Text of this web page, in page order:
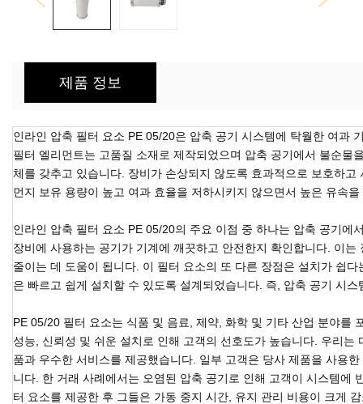
제품 정보
인라인 압축 필터 요소 PE 05/20은 압축 공기 시스템에 탁월한 여과
필터 엘리먼트는 고품질 소재로 제작되었으며 압축 공기에서 불순물
체를 갖추고 있습니다. 장비가 손상되지 않도록 효과적으로 보호하
먼지 보유 용량이 높고 여과 효율을 저하시키지 않으면서 높은 유속
인라인 압축 필터 요소 PE 05/20의 주요 이점 중 하나는 압축 공기에
장비에 사용하는 공기가 기계에 깨끗하고 안전한지 확인합니다. 이
줄이는 데 도움이 됩니다. 이 필터 요소의 또 다른 장점은 설치가 쉽
은 빠르고 쉽게 설치할 수 있도록 설계되었습니다. 즉, 압축 공기 시
PE 05/20 필터 요소는 식품 및 음료, 제약, 화학 및 기타 산업 분야를
성능, 신뢰성 및 쉬운 설치로 인해 고객의 선호도가 높습니다. 우리는
품과 우수한 서비스를 제공했습니다. 일부 고객은 당사 제품을 사용
니다. 한 거래 사례에서는 오염된 압축 공기로 인해 고객이 시스템에
터 요소를 제공한 후 그들은 가동 중지 시간, 유지 관리 비용이 크게